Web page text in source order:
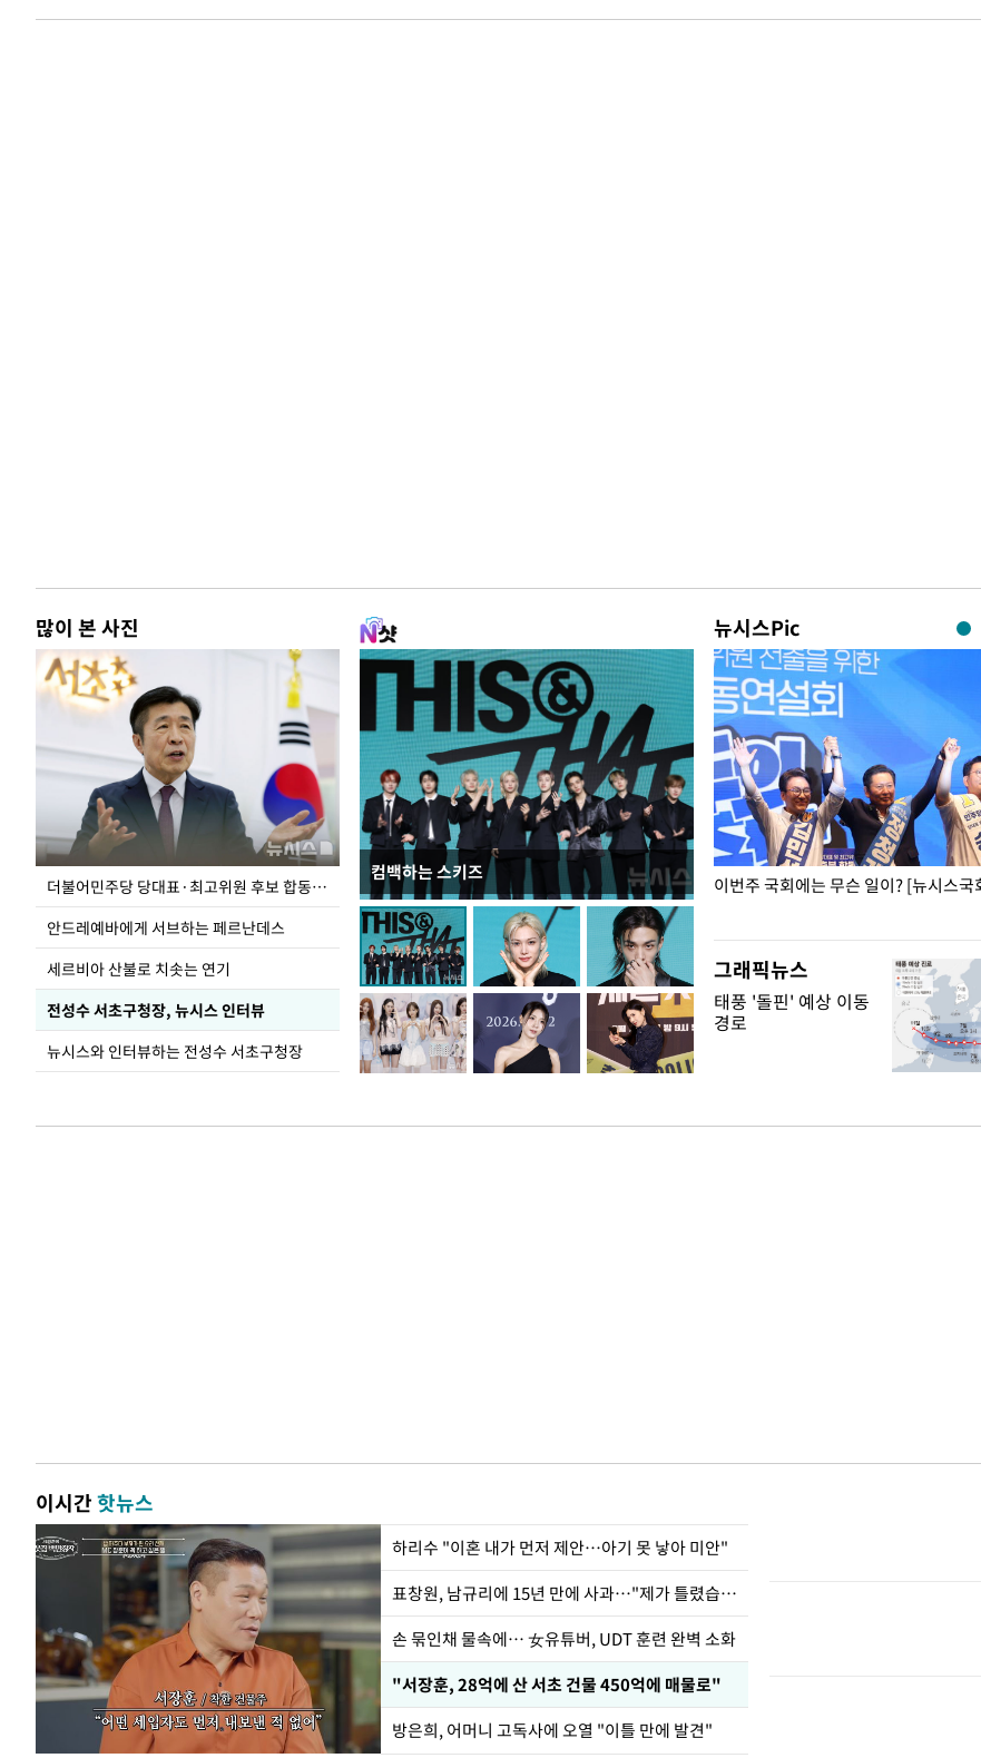
많이 본 사진
더불어민주당 당대표·최고위원 후보 합동연설회
안드레예바에게 서브하는 페르난데스
세르비아 산불로 치솟는 연기
전성수 서초구청장, 뉴시스 인터뷰
뉴시스와 인터뷰하는 전성수 서초구청장
컴백하는 스키즈
뉴시스Pic
이 대통령, 국가폭력 피해자에 위로·사과…"국가
가 책임지고 치유"
이번주 국회에는 무슨 일이? [뉴시스
그래픽뉴스
태풍 '돌핀' 예상 이동
경로
이시간핫뉴스
하리수 "이혼 내가 먼저 제안…아기 못 낳아 미안"
표창원, 남규리에 15년 만에 사과…"제가 틀렸습니다"
손 묶인채 물속에… 女유튜버, UDT 훈련 완벽 소화
"서장훈, 28억에 산 서초 건물 450억에 매물로"
방은희, 어머니 고독사에 오열 "이틀 만에 발견"